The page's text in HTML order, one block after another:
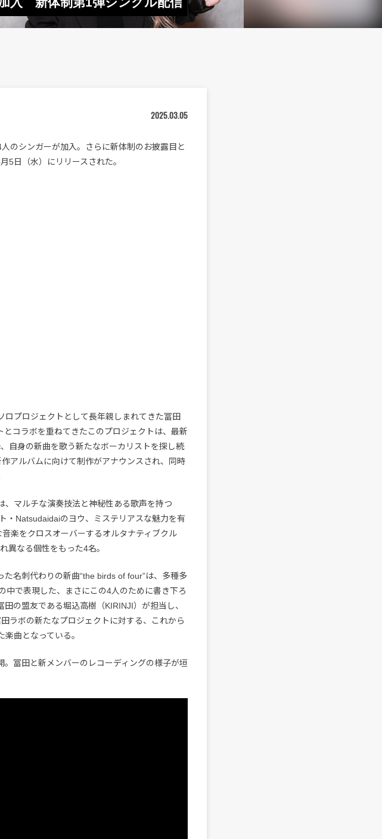
2025.03.05
のシンガーが加入。さらに新体制のお披露目と
5日（水）にリリースされた。
ロプロジェクトとして長年親しまれてきた冨田
とコラボを重ねてきたこのプロジェクトは、最新
自身の新曲を歌う新たなボーカリストを探し続
アルバムに向けて制作がアナウンスされ、同時
、マルチな演奏技法と神秘性ある歌声を持つ
・Natsudaidaiのヨウ、ミステリアスな魅力を有
楽をクロスオーバーするオルタナティブクル
異なる個性をもった4名。
名刺代わりの新曲“the birds of four”は、多種多
中で表現した、まさにこの4人のために書き下ろ
の盟友である堀込高樹（KIRINJI）が担当し、
ラボの新たなプロジェクトに対する、これから
曲となっている。
冨田と新メンバーのレコーディングの様子が垣